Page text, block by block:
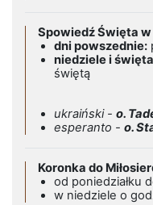
Spowiedź Święta
dni powszednie:
niedziele i
świętą
ukraiński - o.
esperanto - o.
Koronka do
od poniedziałku
w niedziele o